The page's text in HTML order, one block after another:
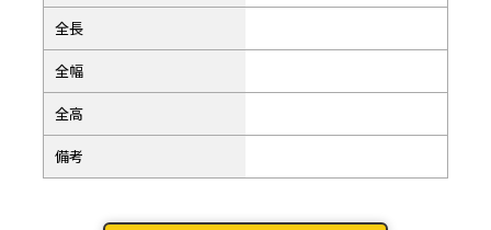
全長
全幅
全高
備考